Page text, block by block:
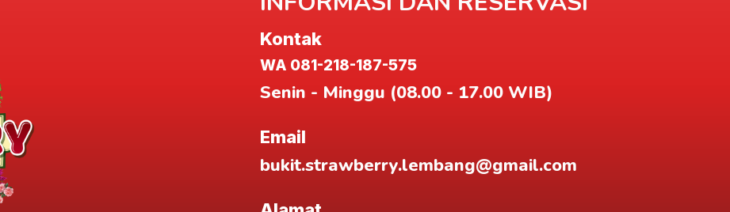
Kontak
WA 081-218-187-575
Senin - Minggu (08.00 - 17.00 WIB)
Email
bukit.strawberry.lembang@gmail.com